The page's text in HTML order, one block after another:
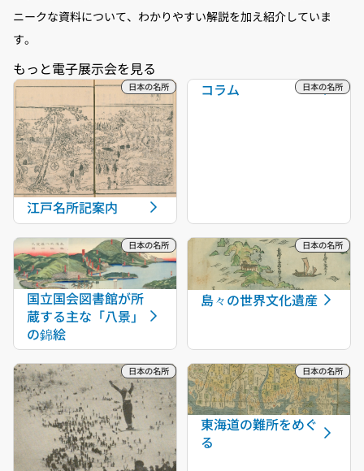
ニークな資料について、わかりやすい解説を加え紹介していま
す。
江戸名所記案内
コラム
国立国会図書館が所
蔵する主な「八景」
の錦絵
島々の世界文化遺産
東海道の難所をめぐ
る